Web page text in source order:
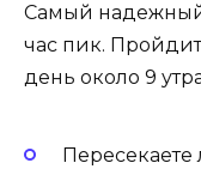
Самый надежный
час пик.
день около 9